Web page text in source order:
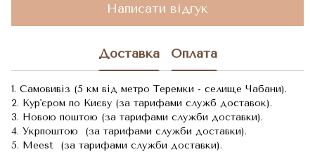
Написати відгук
Доставка Оплата
1. Самовивіз (5 км від метро Теремки - селище Чабани).
2. Кур'єром по Києву (за тарифами служб доставок).
3. Новою поштою (за тарифами служби доставки).
4. Укрпоштою (за тарифами служби доставки).
5. Meest (за тарифами служби доставки).